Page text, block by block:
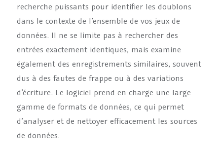
recherche puissants pour identifier les doublons
dans le contexte de l’ensemble de vos jeux de
données. Il ne se limite pas à rechercher des
entrées exactement identiques, mais examine
également des enregistrements similaires, souvent
dus à des fautes de frappe ou à des variations
d’écriture. Le logiciel prend en charge une large
gamme de formats de données, ce qui permet
d’analyser et de nettoyer efficacement les sources
de données.